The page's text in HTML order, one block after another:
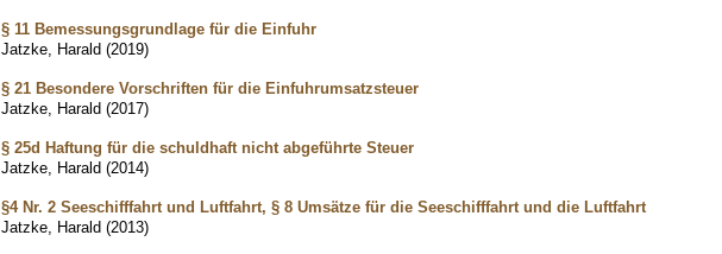
§ 11 Bemessungsgrundlage für die Einfuhr
Jatzke, Harald (2019)
§ 21 Besondere Vorschriften für die Einfuhrumsatzsteuer
Jatzke, Harald (2017)
§ 25d Haftung für die schuldhaft nicht abgeführte Steuer
Jatzke, Harald (2014)
§4 Nr. 2 Seeschifffahrt und Luftfahrt, § 8 Umsätze für die Seeschifffahrt und die Luftfahrt
Jatzke, Harald (2013)